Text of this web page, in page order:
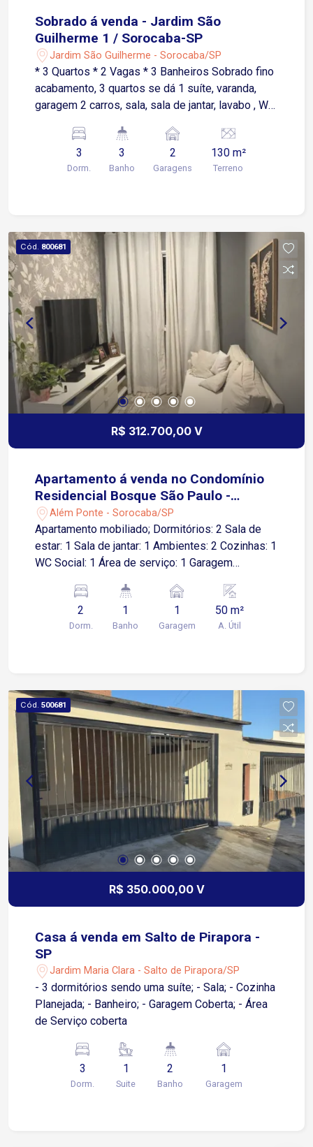
Sobrado á venda - Jardim São
Guilherme 1 / Sorocaba-SP
Jardim São Guilherme - Sorocaba/SP
* 3 Quartos * 2 Vagas * 3 Banheiros Sobrado fino
acabamento, 3 quartos se dá 1 suíte, varanda,
garagem 2 carros, sala, sala de jantar, lavabo , WC
gourmet, alarme , cerca elétrica, câmera, portão
automático.
3
Dorm.
3
Banho
2
Garagens
130 m²
Terreno
Cód. 800681
R$ 312.700,00 V
Apartamento á venda no Condomínio
Residencial Bosque São Paulo -
Sorocaba/SP
Além Ponte - Sorocaba/SP
Apartamento mobiliado; Dormitórios: 2 Sala de
estar: 1 Sala de jantar: 1 Ambientes: 2 Cozinhas: 1
WC Social: 1 Área de serviço: 1 Garagem
Playground ? Salão de festas ? Sauna
2
Dorm.
1
Banho
1
Garagem
50 m²
A. Útil
Cód. 500681
R$ 350.000,00 V
Casa á venda em Salto de Pirapora -
SP
Jardim Maria Clara - Salto de Pirapora/SP
- 3 dormitórios sendo uma suíte; - Sala; - Cozinha
Planejada; - Banheiro; - Garagem Coberta; - Área
de Serviço coberta
3
Dorm.
1
Suite
2
Banho
1
Garagem